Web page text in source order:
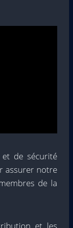
de sécurité
assurer notre
de la